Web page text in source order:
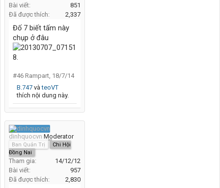
Bài viết:
851
Đã được thích:
2,337
Đố 7 biết tấm này
chụp ở đâu
#46 Rampart, 18/7/14
B.747 vàteoVT
thích nội dung này.
dinhquocvn Moderator
Ban Quản Trị
Chi Hội
Đồng Nai
Tham gia:
14/12/12
Bài viết:
957
Đã được thích:
2,830